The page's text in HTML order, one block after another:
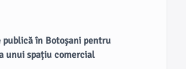
în Botoșani pentru
unui spațiu comercial